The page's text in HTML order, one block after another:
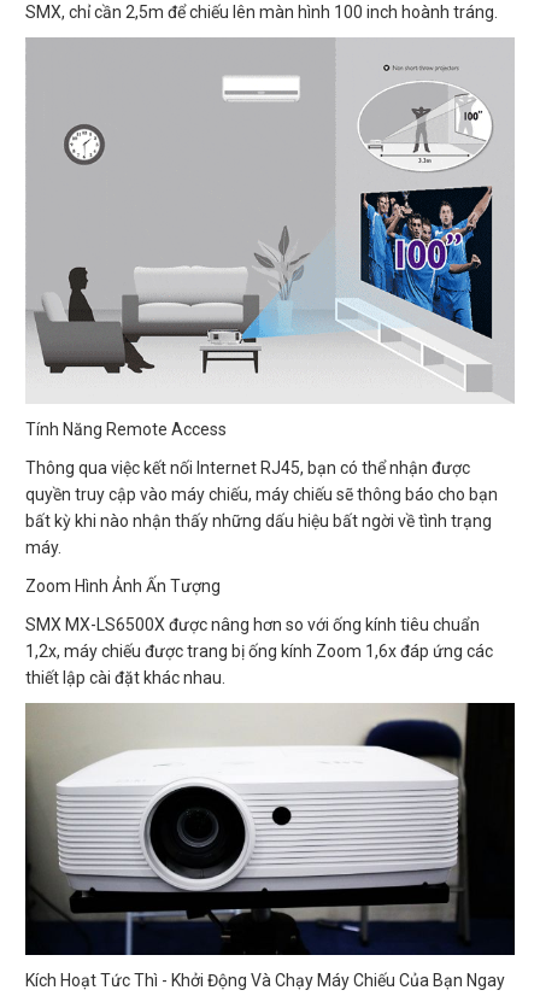
SMX, chỉ cần 2,5m để chiếu lên màn hình 100 inch hoành tráng.
Tính Năng Remote Access
Thông qua việc kết nối Internet RJ45, bạn có thể nhận được
quyền truy cập vào máy chiếu, máy chiếu sẽ thông báo cho bạn
bất kỳ khi nào nhận thấy những dấu hiệu bất ngời về tình trạng
máy.
Zoom Hình Ảnh Ấn Tượng
SMX MX-LS6500X được nâng hơn so với ống kính tiêu chuẩn
1,2x, máy chiếu được trang bị ống kính Zoom 1,6x đáp ứng các
thiết lập cài đặt khác nhau.
Kích Hoạt Tức Thì - Khởi Động Và Chạy Máy Chiếu Của Bạn Ngay